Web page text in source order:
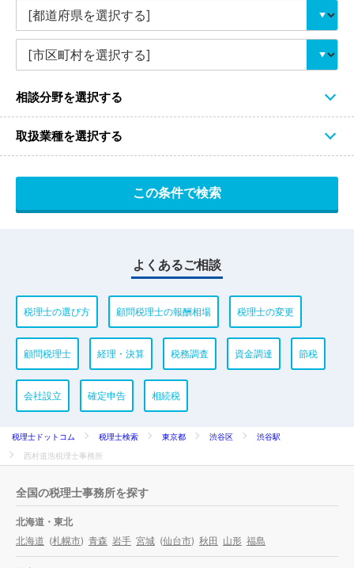
相談分野を選択する
取扱業種を選択する
よくあるご相談
税理士の選び方 顧問税理士の報酬相場 税理士の変更
顧問税理士 経理・決算 税務調査 資金調達 節税
会社設立 確定申告 相続税
税理士ドットコム 税理士検索 東京都 渋谷区
渋谷駅
西村道浩税理士事務所
全国の税理士事務所を探す
北海道・東北
北海道 (札幌市) 青森 岩手 宮城 (仙台市) 秋田 山形 福島